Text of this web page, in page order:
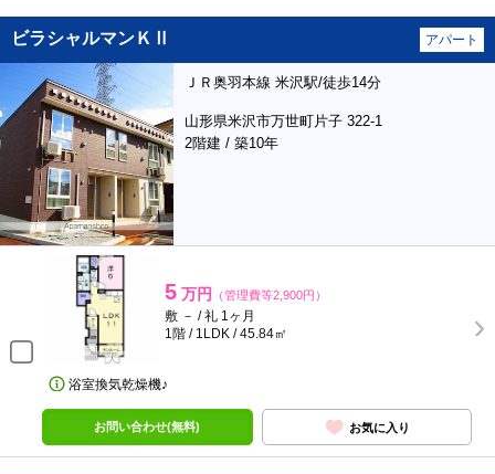
ビラシャルマンＫⅡ アパート
ＪＲ奥羽本線 米沢駅/徒歩14分
山形県米沢市万世町片子 322-1
2階建 / 築10年
5 万円 （管理費等2,900円）
敷 － / 礼 1ヶ月
1階 / 1LDK / 45.84㎡
浴室換気乾燥機♪
お問い合わせ(無料) お気に入り